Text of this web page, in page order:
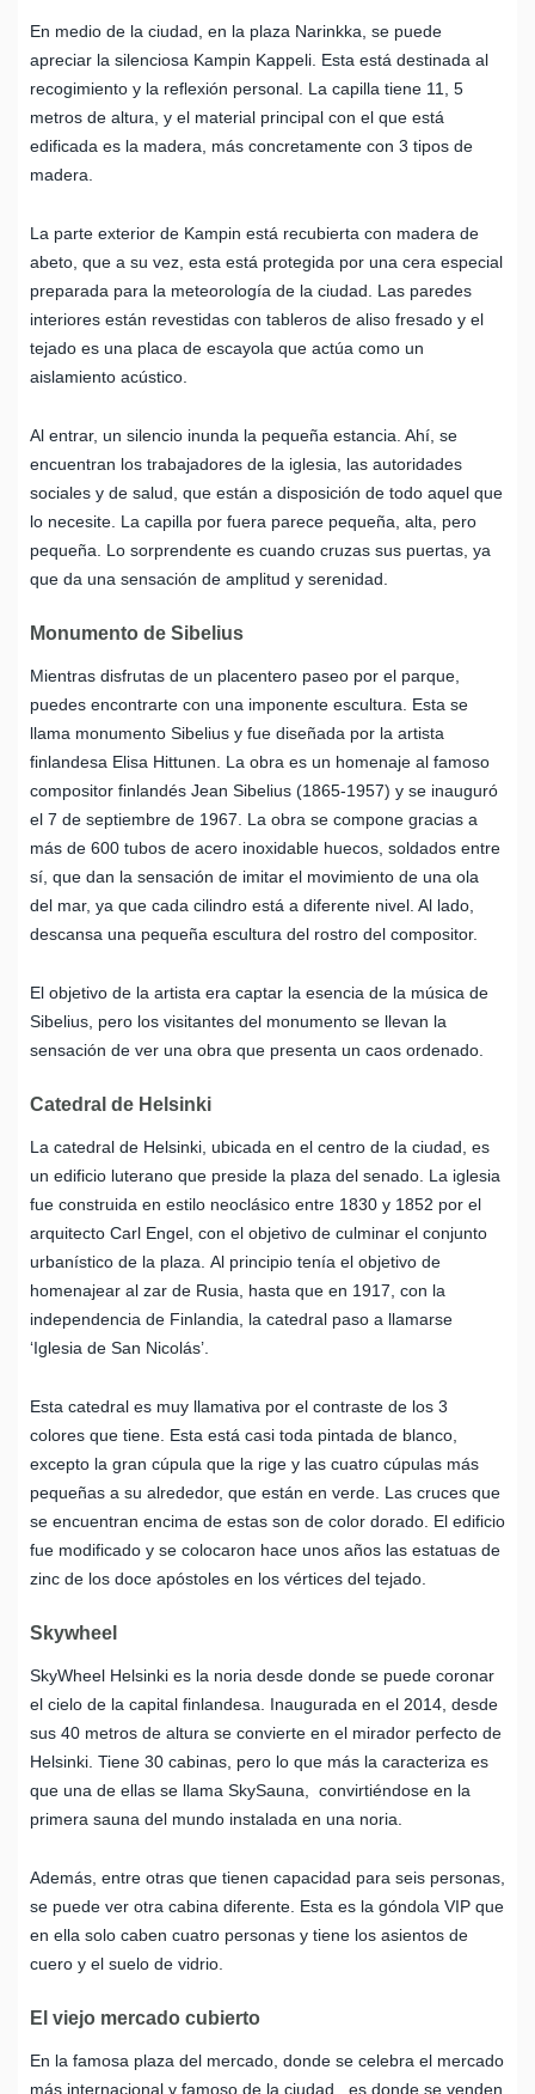
En medio de la ciudad, en la plaza Narinkka, se puede
apreciar la silenciosa Kampin Kappeli. Esta está destinada al
recogimiento y la reflexión personal. La capilla tiene 11, 5
metros de altura, y el material principal con el que está
edificada es la madera, más concretamente con 3 tipos de
madera.
La parte exterior de Kampin está recubierta con madera de
abeto, que a su vez, esta está protegida por una cera especial
preparada para la meteorología de la ciudad. Las paredes
interiores están revestidas con tableros de aliso fresado y el
tejado es una placa de escayola que actúa como un
aislamiento acústico.
Al entrar, un silencio inunda la pequeña estancia. Ahí, se
encuentran los trabajadores de la iglesia, las autoridades
sociales y de salud, que están a disposición de todo aquel que
lo necesite. La capilla por fuera parece pequeña, alta, pero
pequeña. Lo sorprendente es cuando cruzas sus puertas, ya
que da una sensación de amplitud y serenidad.
Monumento de Sibelius
Mientras disfrutas de un placentero paseo por el parque,
puedes encontrarte con una imponente escultura. Esta se
llama monumento Sibelius y fue diseñada por la artista
finlandesa Elisa Hittunen. La obra es un homenaje al famoso
compositor finlandés Jean Sibelius (1865-1957) y se inauguró
el 7 de septiembre de 1967. La obra se compone gracias a
más de 600 tubos de acero inoxidable huecos, soldados entre
sí, que dan la sensación de imitar el movimiento de una ola
del mar, ya que cada cilindro está a diferente nivel. Al lado,
descansa una pequeña escultura del rostro del compositor.
El objetivo de la artista era captar la esencia de la música de
Sibelius, pero los visitantes del monumento se llevan la
sensación de ver una obra que presenta un caos ordenado.
Catedral de Helsinki
La catedral de Helsinki, ubicada en el centro de la ciudad, es
un edificio luterano que preside la plaza del senado. La iglesia
fue construida en estilo neoclásico entre 1830 y 1852 por el
arquitecto Carl Engel, con el objetivo de culminar el conjunto
urbanístico de la plaza. Al principio tenía el objetivo de
homenajear al zar de Rusia, hasta que en 1917, con la
independencia de Finlandia, la catedral paso a llamarse
‘Iglesia de San Nicolás’.
Esta catedral es muy llamativa por el contraste de los 3
colores que tiene. Esta está casi toda pintada de blanco,
excepto la gran cúpula que la rige y las cuatro cúpulas más
pequeñas a su alrededor, que están en verde. Las cruces que
se encuentran encima de estas son de color dorado. El edificio
fue modificado y se colocaron hace unos años las estatuas de
zinc de los doce apóstoles en los vértices del tejado.
Skywheel
SkyWheel Helsinki es la noria desde donde se puede coronar
el cielo de la capital finlandesa. Inaugurada en el 2014, desde
sus 40 metros de altura se convierte en el mirador perfecto de
Helsinki. Tiene 30 cabinas, pero lo que más la caracteriza es
que una de ellas se llama SkySauna, convirtiéndose en la
primera sauna del mundo instalada en una noria.
Además, entre otras que tienen capacidad para seis personas,
se puede ver otra cabina diferente. Esta es la góndola VIP que
en ella solo caben cuatro personas y tiene los asientos de
cuero y el suelo de vidrio.
El viejo mercado cubierto
En la famosa plaza del mercado, donde se celebra el mercado
más internacional y famoso de la ciudad, es donde se venden